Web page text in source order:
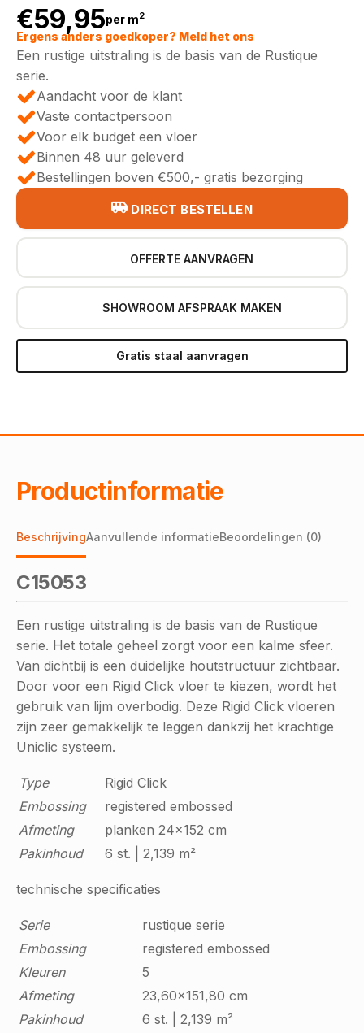
€59,95per m2
Ergens anders goedkoper? Meld het ons
Een rustige uitstraling is de basis van de Rustique
serie.
Aandacht voor de klant
Vaste contactpersoon
Voor elk budget een vloer
Binnen 48 uur geleverd
Bestellingen boven €500,- gratis bezorging
DIRECT BESTELLEN
OFFERTE AANVRAGEN
SHOWROOM AFSPRAAK MAKEN
Gratis staal aanvragen
Productinformatie
BeschrijvingAanvullende informatieBeoordelingen (0)
C15053
Een rustige uitstraling is de basis van de Rustique
serie. Het totale geheel zorgt voor een kalme sfeer.
Van dichtbij is een duidelijke houtstructuur zichtbaar.
Door voor een Rigid Click vloer te kiezen, wordt het
gebruik van lijm overbodig. Deze Rigid Click vloeren
zijn zeer gemakkelijk te leggen dankzij het krachtige
Uniclic systeem.
Type
Rigid Click
Embossing
registered embossed
Afmeting
planken 24x152 cm
Pakinhoud
6 st. | 2,139 m²
technische specificaties
Serie
rustique serie
Embossing
registered embossed
Kleuren
5
Afmeting
23,60x151,80 cm
Pakinhoud
6 st. | 2,139 m²